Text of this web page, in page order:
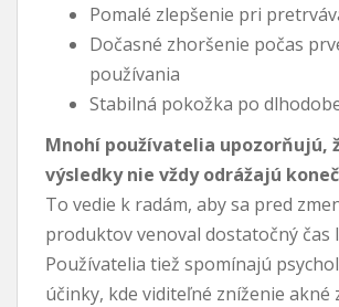
Pomalé zlepšenie pri
Dočasné zhoršenie počas
používania
Stabilná pokožka po
Mnohí používatelia upozorňujú,
výsledky nie vždy odrážajú
To vedie k radám, aby sa pred
produktov venoval dostatočný čas
Používatelia tiež spomínajú
účinky, kde viditeľné zníženie akné